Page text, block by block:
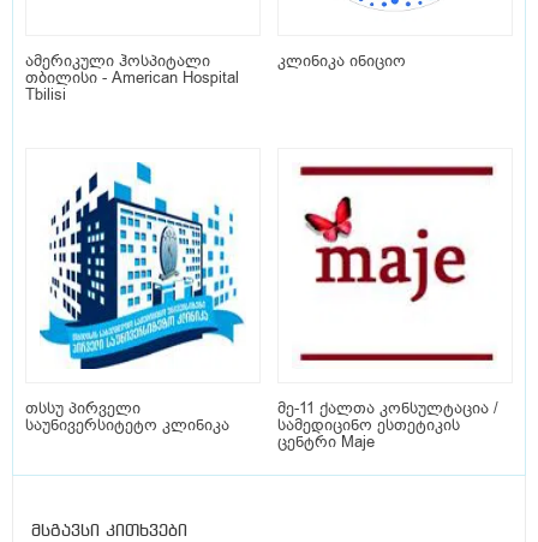
ამერიკული ჰოსპიტალი
თბილისი - American Hospital
Tbilisi
კლინიკა ინიციო
თსსუ პირველი
საუნივერსიტეტო კლინიკა
მე-11 ქალთა კონსულტაცია /
სამედიცინო ესთეტიკის
ცენტრი Maje
მსგავსი კითხვები